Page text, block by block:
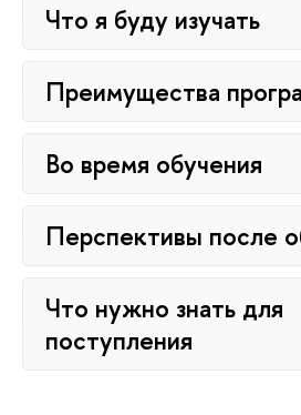
Что я буду изучать
Преимущества
Во время обучения
Перспективы после
Что нужно знать для
поступления